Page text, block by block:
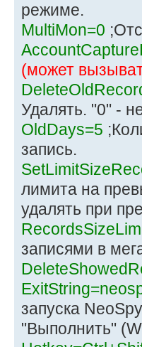
режиме.
MultiMon=0
(может
Удалять. "0" -
OldDays=5
запись.
лимита на
удалять при
записями в
запуска
"Выполнить"